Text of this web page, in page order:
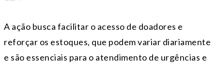
A ação busca facilitar o acesso de doadores e
reforçar os estoques, que podem variar diariamente
e são essenciais para o atendimento de urgências e